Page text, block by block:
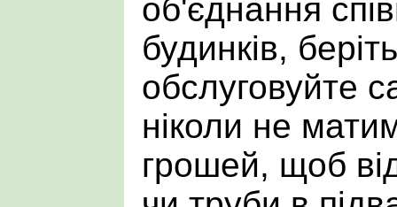
об'єднання
будинків,
обслуговуйте
ніколи не
грошей, щоб